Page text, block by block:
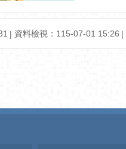
資料檢視：115-07-01 15:26